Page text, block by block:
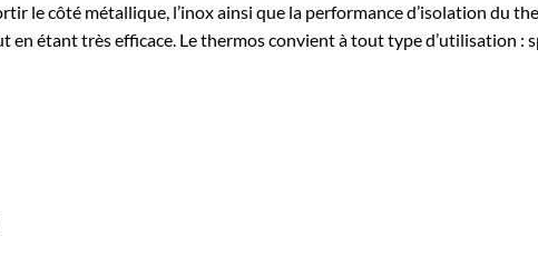
le côté métallique, l’inox ainsi que la performance d’isolation du
en étant très efficace. Le thermos convient à tout type d’utilisation :